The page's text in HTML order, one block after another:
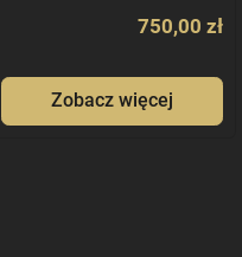
750,00 zł
Zobacz więcej